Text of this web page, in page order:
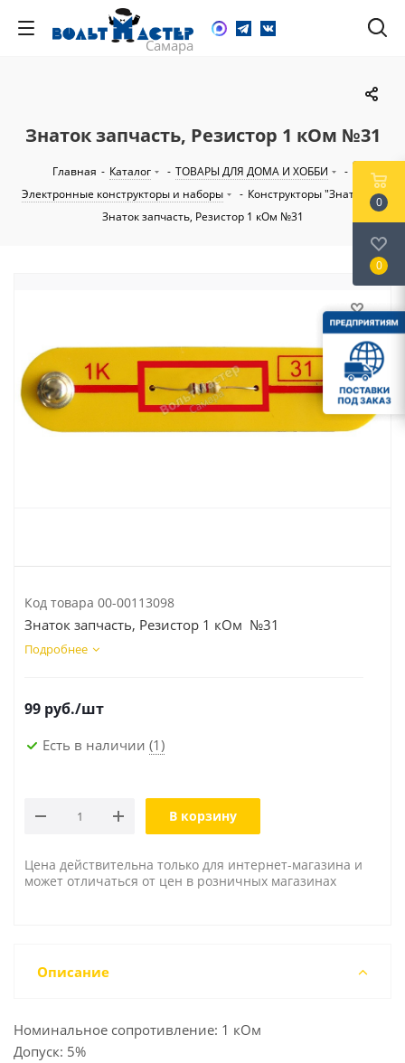
Знаток запчасть, Резистор 1 кОм №31
Главная - Каталог - ТОВАРЫ ДЛЯ ДОМА И ХОББИ
-
Электронные конструкторы и наборы
- Конструкторы "Знаток"
-
Знаток запчасть, Резистор 1 кОм №31
Код товара 00-00113098
Знаток запчасть, Резистор 1 кОм №31
Подробнее
99 руб./шт
Есть в наличии (1)
В корзину
Цена действительна только для интернет-магазина и
может отличаться от цен в розничных магазинах
Описание
Номинальное сопротивление: 1 кОм
Допуск: 5%
0
0